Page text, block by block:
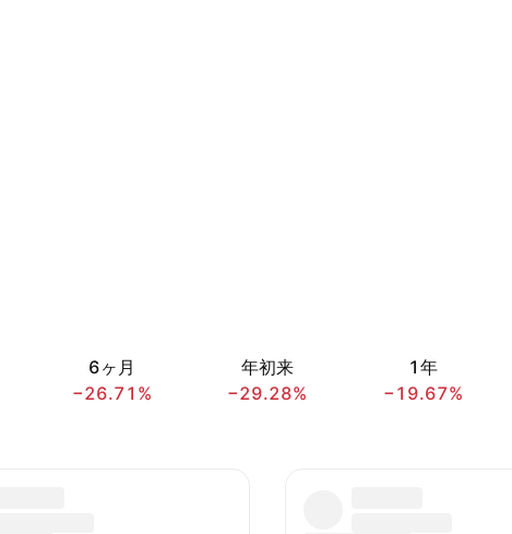
6ヶ月
−26.71%
年初来
−29.28%
1年
−19.67%